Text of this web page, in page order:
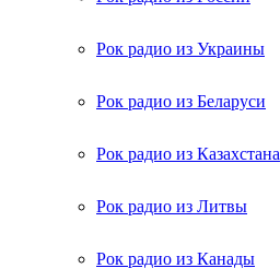
Рок радио из Украины
Рок радио из Беларуси
Рок радио из Казахстана
Рок радио из Литвы
Рок радио из Канады